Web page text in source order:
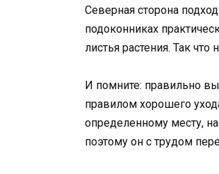
Северная сторона
подоконниках
листья растения. Так
И помните: правильно
правилом хорошего
определенному месту,
поэтому он с трудом